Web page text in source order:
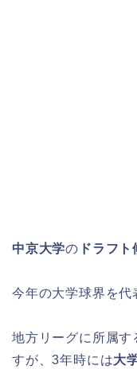
中京大学の ドラフト
今年の大学球界を代
地方リーグに所属す
すが、3年時には大